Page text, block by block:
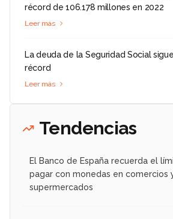
récord de 106.178 millones en 2022
Leer más
La deuda de la Seguridad Social
récord
Leer más
Tendencias
El Banco de España recuerda el
pagar con monedas en comercios
supermercados